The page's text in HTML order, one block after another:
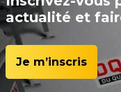
actualité et
Je m’inscris